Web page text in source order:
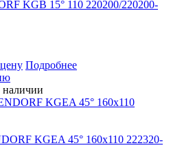
KGB 15° 110 220200/220200-
Подробнее
KGEA 45° 160х110 222320-